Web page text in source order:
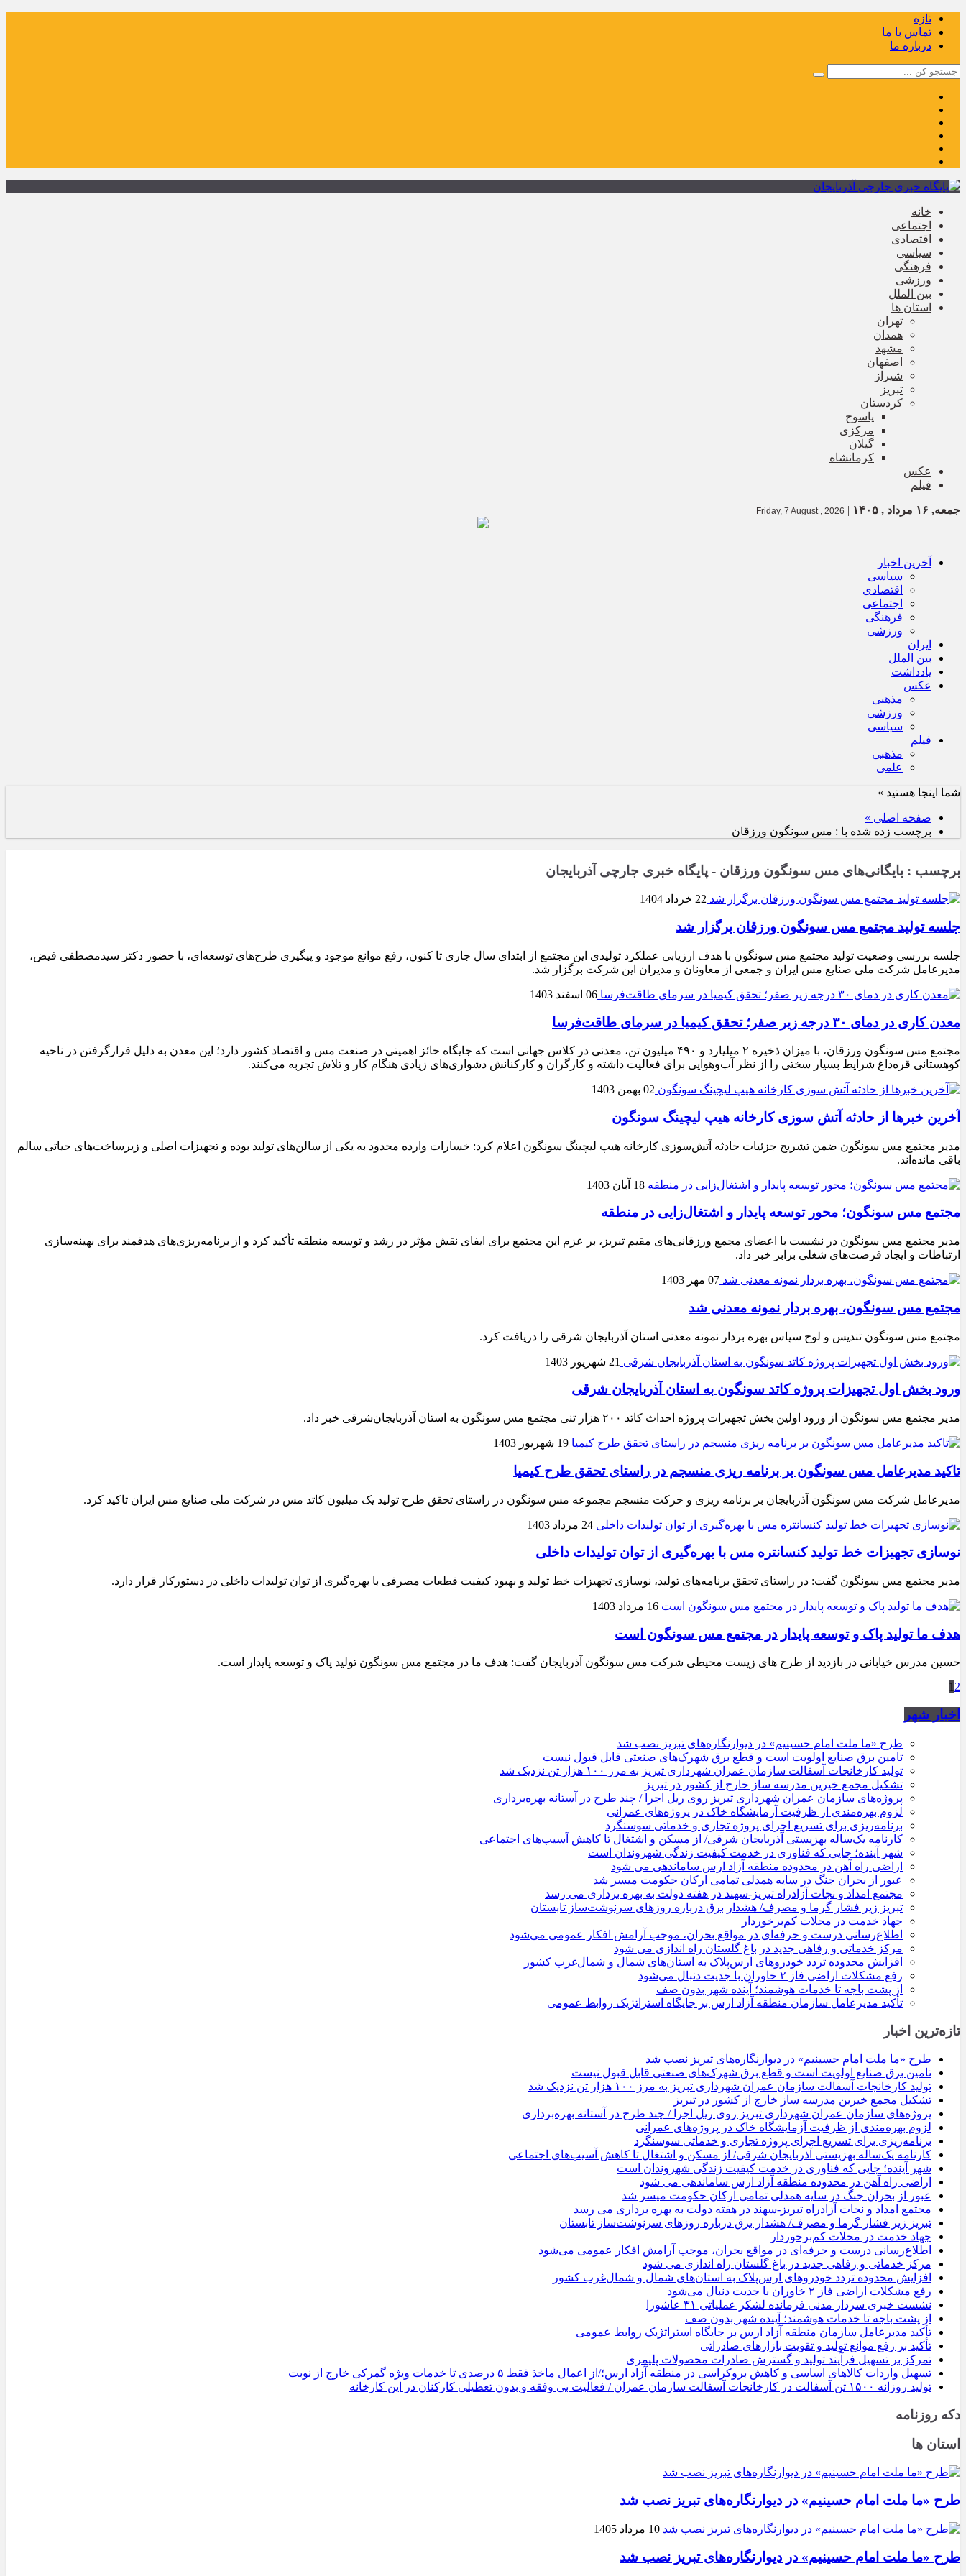
تازه
تماس با ما
درباره ما
خانه
اجتماعی
اقتصادی
سیاسی
فرهنگی
ورزشی
بین الملل
استان ها
تهران
همدان
مشهد
اصفهان
شیراز
تبریز
کردستان
یاسوج
مرکزی
گیلان
کرمانشاه
عکس
فیلم
جمعه, ۱۶ مرداد , ۱۴۰۵ |
Friday, 7 August , 2026
آخرین اخبار
سیاسی
اقتصادی
اجتماعی
فرهنگی
ورزشی
ایران
بین الملل
یادداشت
عکس
مذهبی
ورزشی
سیاسی
فیلم
مذهبی
علمی
شما اینجا هستید »
صفحه اصلی »
برچسب زده شده با : مس سونگون ورزقان
برچسب : بایگانی‌های مس سونگون ورزقان - پایگاه خبری جارچی آذربایجان
22 خرداد 1404
جلسه تولید مجتمع مس سونگون ورزقان برگزار شد
جلسه بررسی وضعیت تولید مجتمع مس سونگون با هدف ارزیابی عملکرد تولیدی این مجتمع از ابتدای سال جاری تا کنون، رفع موانع موجود و پیگیری طرح‌های توسعه‌ای، با حضور دکتر سیدمصطفی فیض،
مدیرعامل شرکت ملی صنایع مس ایران و جمعی از معاونان و مدیران این شرکت برگزار شد.
06 اسفند 1403
معدن‌ کاری در دمای ۳۰ درجه زیر صفر؛ تحقق کیمیا در سرمای طاقت‌فرسا
مجتمع مس سونگون ورزقان، با میزان ذخیره ۲ میلیارد و ۴۹۰ میلیون تن، معدنی در کلاس جهانی است که جایگاه حائز اهمیتی در صنعت مس و اقتصاد کشور دارد؛ این معدن به دلیل قرارگرفتن در ناحیه
کوهستانی قره‌داغ شرایط بسیار سختی را از نظر آب‌وهوایی برای فعالیت داشته و کارگران و کارکنانش دشواری‌های زیادی هنگام کار و تلاش تجربه می‌کنند.
02 بهمن 1403
آخرین خبرها از حادثه آتش سوزی کارخانه هیپ لیچینگ سونگون
مدیر مجتمع مس سونگون ضمن تشریح جزئیات حادثه آتش‌سوزی کارخانه هیپ لیچینگ سونگون اعلام کرد: خسارات وارده محدود به یکی از سالن‌های تولید بوده و تجهیزات اصلی و زیرساخت‌های حیاتی سالم
باقی مانده‌اند.
18 آبان 1403
مجتمع مس سونگون؛ محور توسعه پایدار و اشتغال‌زایی در منطقه
مدیر مجتمع مس سونگون در نشست با اعضای مجمع ورزقانی‌های مقیم تبریز، بر عزم این مجتمع برای ایفای نقش مؤثر در رشد و توسعه منطقه تأکید کرد و از برنامه‌ریزی‌های هدفمند برای بهینه‌سازی
ارتباطات و ایجاد فرصت‌های شغلی برابر خبر داد.
07 مهر 1403
مجتمع مس سونگون، بهره بردار نمونه معدنی شد
مجتمع مس سونگون تندیس و لوح سپاس بهره بردار نمونه معدنی استان آذربایجان شرقی را دریافت کرد.
21 شهریور 1403
ورود بخش اول تجهیزات پروژه کاتد سونگون به استان آذربایجان شرقی
مدیر مجتمع مس سونگون از ورود اولین بخش تجهیزات پروژه احداث کاتد ۲۰۰ هزار تنی مجتمع مس سونگون به استان آذربایجان‌شرقی خبر داد.
19 شهریور 1403
تاکید مدیرعامل مس سونگون بر برنامه ریزی منسجم در راستای تحقق طرح کیمیا
مدیرعامل شرکت مس سونگون آذربایجان بر برنامه ریزی و حرکت منسجم مجموعه مس سونگون در راستای تحقق طرح تولید یک میلیون کاتد مس در شرکت ملی صنایع مس ایران تاکید کرد.
24 مرداد 1403
نوسازی تجهیزات خط تولید کنسانتره مس با بهره‌گیری از توان تولیدات داخلی
مدیر مجتمع مس سونگون گفت: در راستای تحقق برنامه‌های تولید، نوسازی تجهیزات خط تولید و بهبود کیفیت قطعات مصرفی با بهره‌گیری از توان تولیدات داخلی در دستورکار قرار دارد.
16 مرداد 1403
هدف ما تولید پاک و توسعه پایدار در مجتمع مس سونگون است
حسین مدرس خیابانی در بازدید از طرح های زیست محیطی شرکت مس سونگون آذربایجان گفت: هدف ما در مجتمع مس سونگون تولید پاک و توسعه پایدار است.
1 2
اخبار شهر
طرح «ما ملت امام حسینیم» در دیوارنگاره‌های تبریز نصب شد
تامین برق صنایع اولویت است و قطع برق شهرک‌های صنعتی قابل قبول نیست
تولید کارخانجات آسفالت سازمان عمران شهرداری تبریز به مرز ۱۰۰ هزار تن نزدیک شد
تشکیل مجمع خیرین مدرسه ‌ساز خارج از کشور در تبریز
پروژه‌های سازمان عمران شهرداری تبریز روی ریل اجرا / چند طرح در آستانه بهره‌برداری
لزوم بهره‌مندی از ظرفیت آزمایشگاه خاک در پروژه‌های عمرانی
برنامه‌ریزی برای تسریع اجرای پروژه تجاری و خدماتی سوسنگرد
کارنامه یک‌ساله بهزیستی آذربایجان شرقی/ از مسکن و اشتغال تا کاهش آسیب‌های اجتماعی
شهر آینده؛ جایی که فناوری در خدمت کیفیت زندگی شهروندان است
اراضی راه آهن در محدوده منطقه آزاد ارس ساماندهی می شود
عبور از بحران جنگ در سایه همدلی تمامی ارکان حکومت میسر شد
مجتمع امداد و نجات آزادراه تبریز-سهند در هفته دولت به بهره ‌برداری می‌ رسد
تبریز زیر فشار گرما و مصرف/ هشدار برق درباره روزهای سرنوشت‌ساز تابستان
جهاد خدمت در محلات کم‌برخوردار
اطلاع‌رسانی درست و حرفه‌ای در مواقع بحران، موجب آرامش افکار عمومی می‌شود
مرکز خدماتی و رفاهی جدید در باغ گلستان راه اندازی می شود
افزایش محدوده تردد خودروهای ارس‌پلاک به استان‌های شمال و شمال‌غرب کشور
رفع مشکلات اراضی فاز ۲ خاوران با جدیت دنبال می‌شود
از پشت باجه تا خدمات هوشمند؛ آینده شهر بدون صف
تأکید مدیرعامل سازمان منطقه آزاد ارس بر جایگاه استراتژیک روابط عمومی
تازه‌ترین اخبار
طرح «ما ملت امام حسینیم» در دیوارنگاره‌های تبریز نصب شد
تامین برق صنایع اولویت است و قطع برق شهرک‌های صنعتی قابل قبول نیست
تولید کارخانجات آسفالت سازمان عمران شهرداری تبریز به مرز ۱۰۰ هزار تن نزدیک شد
تشکیل مجمع خیرین مدرسه ‌ساز خارج از کشور در تبریز
پروژه‌های سازمان عمران شهرداری تبریز روی ریل اجرا / چند طرح در آستانه بهره‌برداری
لزوم بهره‌مندی از ظرفیت آزمایشگاه خاک در پروژه‌های عمرانی
برنامه‌ریزی برای تسریع اجرای پروژه تجاری و خدماتی سوسنگرد
کارنامه یک‌ساله بهزیستی آذربایجان شرقی/ از مسکن و اشتغال تا کاهش آسیب‌های اجتماعی
شهر آینده؛ جایی که فناوری در خدمت کیفیت زندگی شهروندان است
اراضی راه آهن در محدوده منطقه آزاد ارس ساماندهی می شود
عبور از بحران جنگ در سایه همدلی تمامی ارکان حکومت میسر شد
مجتمع امداد و نجات آزادراه تبریز-سهند در هفته دولت به بهره ‌برداری می‌ رسد
تبریز زیر فشار گرما و مصرف/ هشدار برق درباره روزهای سرنوشت‌ساز تابستان
جهاد خدمت در محلات کم‌برخوردار
اطلاع‌رسانی درست و حرفه‌ای در مواقع بحران، موجب آرامش افکار عمومی می‌شود
مرکز خدماتی و رفاهی جدید در باغ گلستان راه اندازی می شود
افزایش محدوده تردد خودروهای ارس‌پلاک به استان‌های شمال و شمال‌غرب کشور
رفع مشکلات اراضی فاز ۲ خاوران با جدیت دنبال می‌شود
نشست خبری سردار مدنی فرمانده لشکر عملیاتی ۳۱ عاشورا
از پشت باجه تا خدمات هوشمند؛ آینده شهر بدون صف
تأکید مدیرعامل سازمان منطقه آزاد ارس بر جایگاه استراتژیک روابط عمومی
تأکید بر رفع موانع تولید و تقویت بازارهای صادراتی
تمرکز بر تسهیل فرآیند تولید و گسترش صادرات محصولات پلیمری
تسهیل واردات کالاهای اساسی و کاهش بروکراسی در منطقه آزاد ارس؛/از اعمال ماخذ فقط ۵ درصدی تا خدمات ویژه گمرکی خارج از نوبت
تولید روزانه ۱۵۰۰ تن آسفالت در کارخانجات آسفالت سازمان عمران / فعالیت بی وفقه و بدون تعطیلی کارکنان در این کارخانه
دکه روزنامه
استان ها
طرح «ما ملت امام حسینیم» در دیوارنگاره‌های تبریز نصب شد
10 مرداد 1405
طرح «ما ملت امام حسینیم» در دیوارنگاره‌های تبریز نصب شد